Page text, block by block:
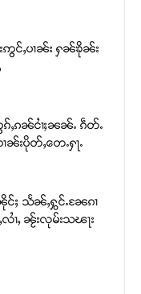
ႈလႅၼ်ပေႃးတေၸွ
ေႃႈ။
ဢွင်ႇပၢၼ်း ႁၼ်ၶိုၼ်း
ၵ်ႇၵၼ်ငၢႆႈၼၼ်ႉ ၵဵတ်ႉ
းပိုတ်ႇတေႉႁႃႉ
ႈ သႅၼ်ႇႁွင်ႉၼႄၵၢ
ၢႆႇ ၼႂ်းလုမ်းသၽႃး